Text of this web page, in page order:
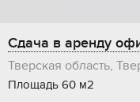
Сдача в аренду
Тверская область,
Площадь 60 м2